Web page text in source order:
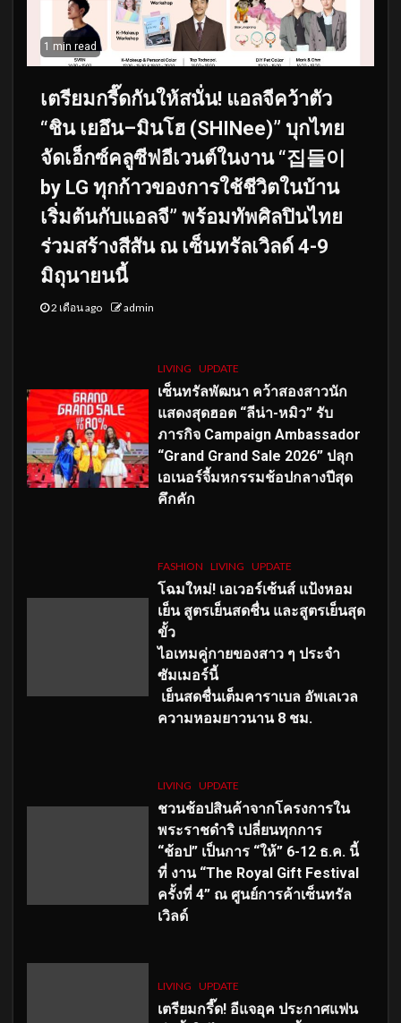
1 min read
เตรียมกรี๊ดกันให้สนั่น! แอลจีคว้าตัว
“ชิน เยอึน–มินโฮ (SHINee)” บุกไทย
จัดเอ็กซ์คลูซีฟอีเวนต์ในงาน “집들이
by LG ทุกก้าวของการใช้ชีวิตในบ้าน
เริ่มต้นกับแอลจี” พร้อมทัพศิลปินไทย
ร่วมสร้างสีสัน ณ เซ็นทรัลเวิลด์ 4-9
มิถุนายนนี้
2 เดือน ago admin
LIVING UPDATE
เซ็นทรัลพัฒนา คว้าสองสาวนัก
แสดงสุดฮอต “ลีน่า-หมิว” รับ
ภารกิจ Campaign Ambassador
“Grand Grand Sale 2026” ปลุก
เอเนอร์จี้มหกรรมช้อปกลางปีสุด
คึกคัก
FASHION LIVING UPDATE
โฉมใหม่! เอเวอร์เซ้นส์ แป้งหอม
เย็น สูตรเย็นสดชื่น และสูตรเย็นสุด
ขั้ว
ไอเทมคู่กายของสาว ๆ ประจำ
ซัมเมอร์นี้
เย็นสดชื่นเต็มคาราเบล อัพเลเวล
ความหอมยาวนาน 8 ชม.
LIVING UPDATE
ชวนช้อปสินค้าจากโครงการใน
พระราชดำริ เปลี่ยนทุกการ
“ช้อป” เป็นการ “ให้” 6-12 ธ.ค. นี้
ที่ งาน “The Royal Gift Festival
ครั้งที่ 4” ณ ศูนย์การค้าเซ็นทรัล
เวิลด์
LIVING UPDATE
เตรียมกรี๊ด! อีแจอุค ประกาศแฟน